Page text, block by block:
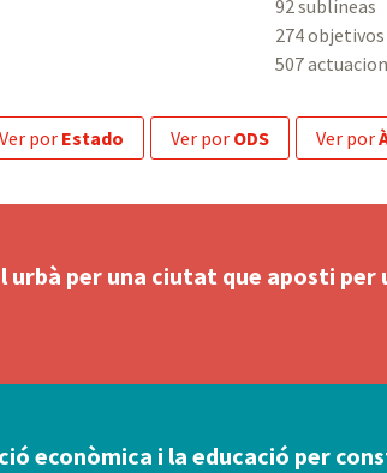
92 sublíneas
274 objetivos
507
ver por Estado ver por ODS ver por
urbà per una ciutat que aposti
econòmica i la educació per